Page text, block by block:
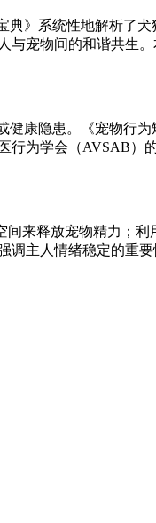
》系统性地解析了
宠物间的和谐共生
康隐患。《宠物行
为学会（AVSAB）
来释放宠物精力；
调主人情绪稳定的